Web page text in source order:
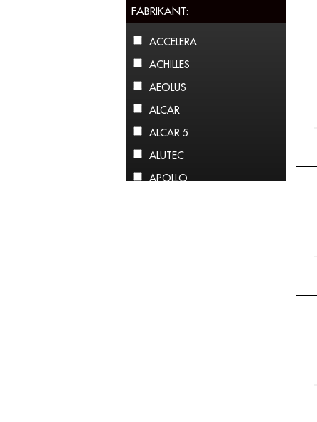
FABRIKANT:
ACCELERA
ACHILLES
AEOLUS
ALCAR
ALCAR 5
ALUTEC
APOLLO